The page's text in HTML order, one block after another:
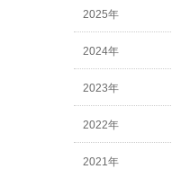
2025年
2024年
2023年
2022年
2021年